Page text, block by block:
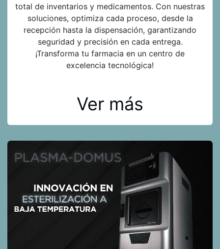
total de inventarios y medicamentos. Con nuestras
soluciones, optimiza cada proceso, desde la
recepción hasta la dispensación, garantizando
seguridad y precisión en cada entrega.
¡Transforma tu farmacia en un centro de
excelencia tecnológica!
Ver más